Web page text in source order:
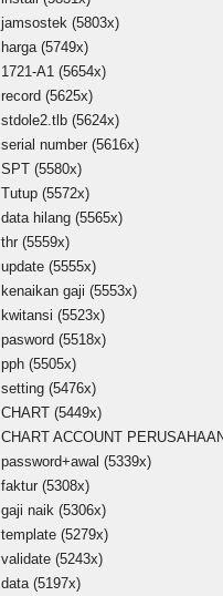
jamsostek (5803x)
harga (5749x)
1721-A1 (5654x)
record (5625x)
stdole2.tlb (5624x)
serial number (5616x)
SPT (5580x)
Tutup (5572x)
data hilang (5565x)
thr (5559x)
update (5555x)
kenaikan gaji (5553x)
kwitansi (5523x)
pasword (5518x)
pph (5505x)
setting (5476x)
CHART (5449x)
CHART ACCOUNT
password+awal (5339x)
faktur (5308x)
gaji naik (5306x)
template (5279x)
validate (5243x)
data (5197x)